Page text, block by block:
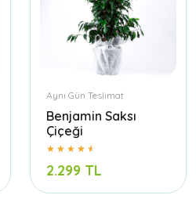
Aynı Gün Teslimat
Benjamin Saksı
Çiçeği
2.299 TL